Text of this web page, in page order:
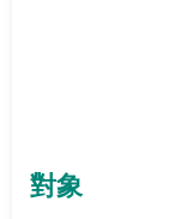
對象